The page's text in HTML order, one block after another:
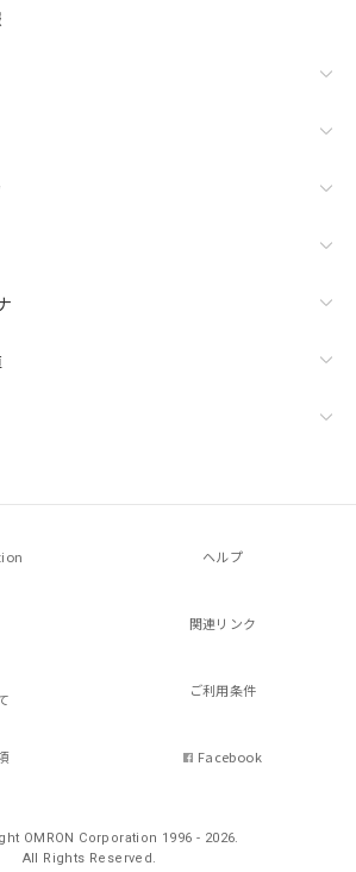
ヘルプ
関連リンク
ご利用条件
Facebook
OMRON Corporation 1996 - 2026.
All Rights Reserved.